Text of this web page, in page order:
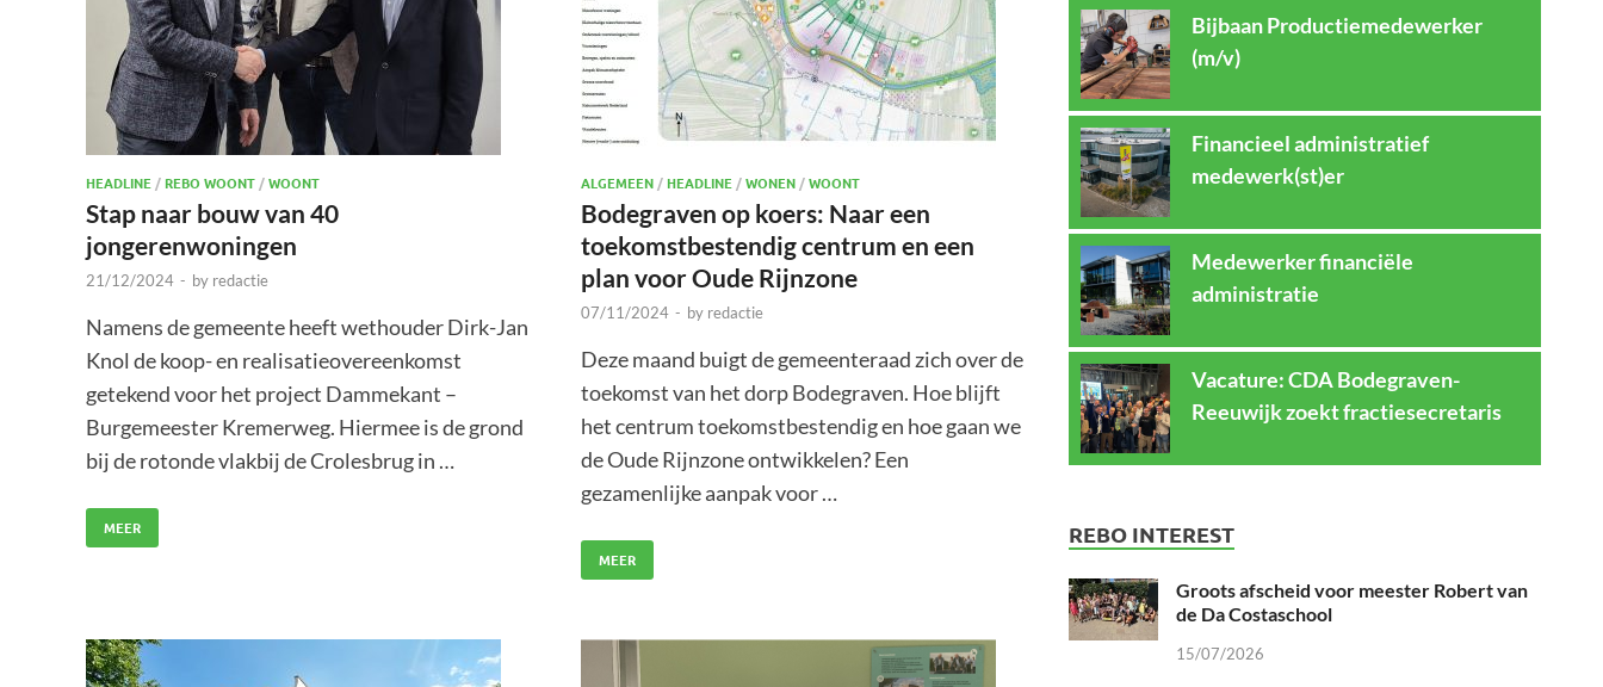
HEADLINE / REBO WOONT /WOONT
Stap naar bouw van 40
jongerenwoningen
21/12/2024 - by redactie
Namens de gemeente heeft wethouder Dirk-Jan
Knol de koop- en realisatieovereenkomst
getekend voor het project Dammekant –
Burgemeester Kremerweg. Hiermee is de grond
bij de rotonde vlakbij de Crolesbrug in …
MEER
ALGEMEEN/ HEADLINE /WONEN/WOONT
Bodegraven op koers: Naar een
toekomstbestendig centrum en een
plan voor Oude Rijnzone
07/11/2024 - by redactie
Deze maand buigt de gemeenteraad zich over de
toekomst van het dorp Bodegraven. Hoe blijft
het centrum toekomstbestendig en hoe gaan we
de Oude Rijnzone ontwikkelen? Een
gezamenlijke aanpak voor …
MEER
Bijbaan Productiemedewerker
(m/v)
Financieel administratief
medewerk(st)er
Medewerker financiële
administratie
Vacature: CDA Bodegraven-
Reeuwijk zoekt fractiesecretaris
REBO INTEREST
Groots afscheid voor meester Robert van
de Da Costaschool
15/07/2026